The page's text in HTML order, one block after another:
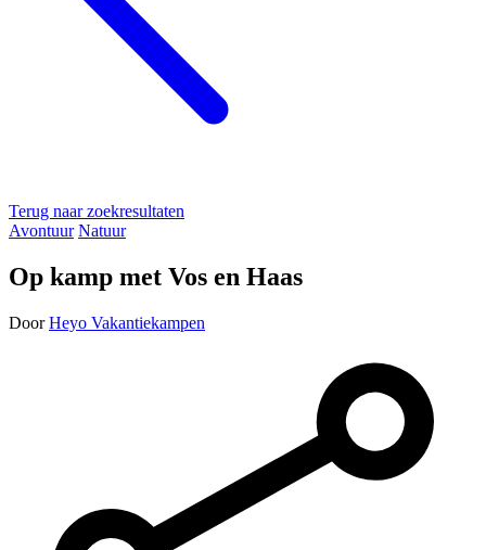
Terug naar zoekresultaten
Avontuur Natuur
Op kamp met Vos en Haas
Door Heyo Vakantiekampen